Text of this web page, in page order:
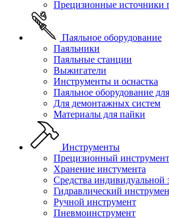
Прецизионные источники
Паяльное оборудование
Паяльники
Паяльные станции
Выжигатели
Инструменты и оснастка
Паяльное оборудование
Для демонтажных систем
Материалы для пайки
Инструменты
Прецизионный инструмент
Хранение инстумента
Средства индивидуальной
Гидравлический
Ручной инструмент
Пневмоинструмент